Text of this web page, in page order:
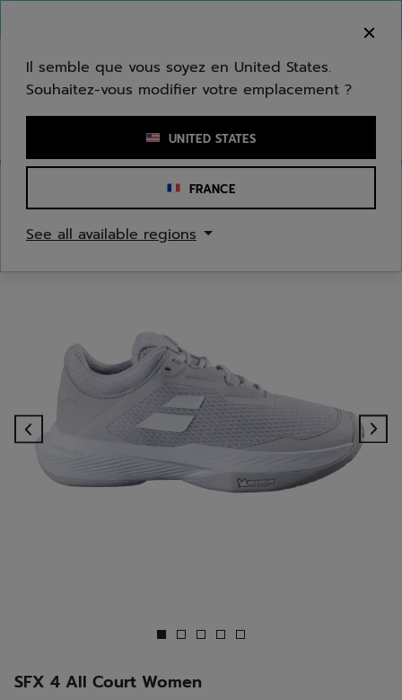
Saisir un mot clé ou un numéro d'article
SFX 4 All Court Women
Il semble que vous soyez en United States.
Souhaitez-vous modifier votre emplacement ?
UNITED STATES
FRANCE
See all available regions